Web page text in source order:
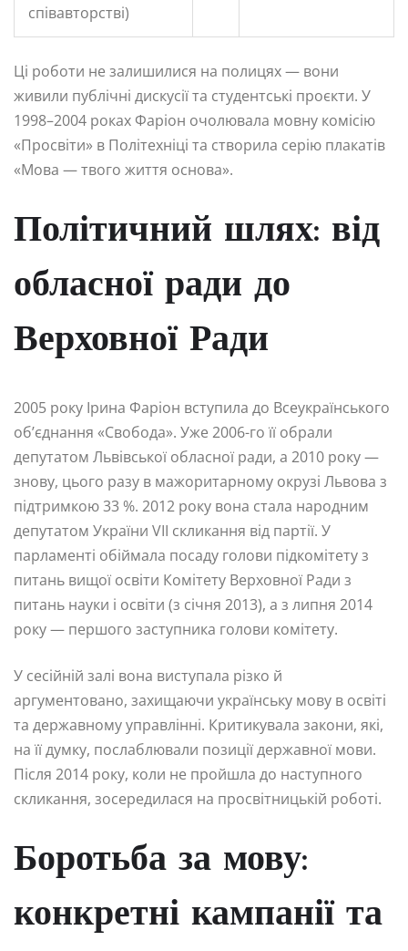
співавторстві)
Ці роботи не залишилися на полицях — вони
живили публічні дискусії та студентські проєкти. У
1998–2004 роках Фаріон очолювала мовну комісію
«Просвіти» в Політехніці та створила серію плакатів
«Мова — твого життя основа».
Політичний шлях: від
обласної ради до
Верховної Ради
2005 року Ірина Фаріон вступила до Всеукраїнського
об’єднання «Свобода». Уже 2006-го її обрали
депутатом Львівської обласної ради, а 2010 року —
знову, цього разу в мажоритарному окрузі Львова з
підтримкою 33 %. 2012 року вона стала народним
депутатом України VII скликання від партії. У
парламенті обіймала посаду голови підкомітету з
питань вищої освіти Комітету Верховної Ради з
питань науки і освіти (з січня 2013), а з липня 2014
року — першого заступника голови комітету.
У сесійній залі вона виступала різко й
аргументовано, захищаючи українську мову в освіті
та державному управлінні. Критикувала закони, які,
на її думку, послаблювали позиції державної мови.
Після 2014 року, коли не пройшла до наступного
скликання, зосередилася на просвітницькій роботі.
Боротьба за мову:
конкретні кампанії та